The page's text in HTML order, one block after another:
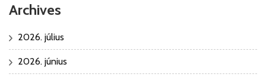
Archives
2026. július
2026. június